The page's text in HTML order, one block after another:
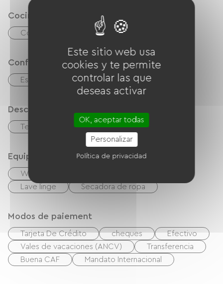
Cocina
Cocina microonda
Confort
Estufa de leña
Descripción
Terraza
Equipos
Wifi gratuito
Lave linge
Secadora de ropa
Modos de paiement
Tarjeta De Crédito cheques
Efectivo
Vales de vacaciones (ANCV)
Transferencia
Buena CAF
Mandato Internacional
Este sitio web usa
cookies y te permite
controlar las que
deseas activar
OK, aceptar todas
Personalizar
Política de privacidad